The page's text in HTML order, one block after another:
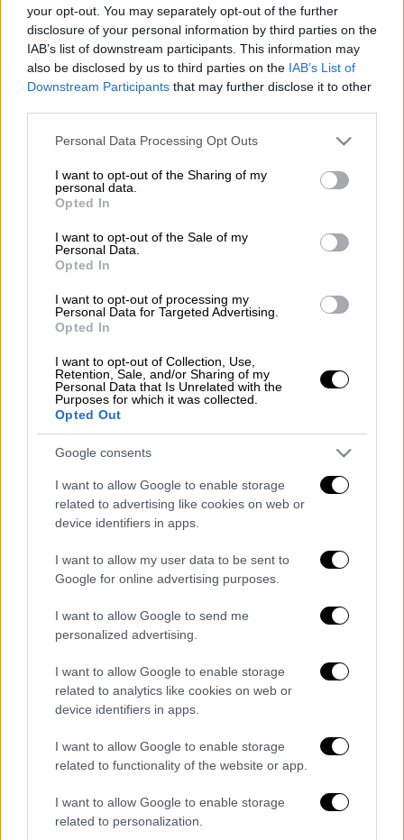
your opt-out. You may separately opt-out of the further
disclosure of your personal information by third parties on the
IAB’s list of downstream participants. This information may
also be disclosed by us to third parties on the IAB’s List of
Downstream Participants that may further disclose it to other
Please note that this website/app uses one or more Google
not limited to your visit or usage behaviour. You may click to
grant or deny consent to Google and its third-party tags to
use your data for below specified purposes in below Google
consent section.
Personal Data Processing Opt Outs
I want to opt-out of the Sharing of my
personal data.
Opted In
I want to opt-out of the Sale of my
Personal Data.
Opted In
I want to opt-out of processing my
Personal Data for Targeted Advertising.
Opted In
I want to opt-out of Collection, Use,
Retention, Sale, and/or Sharing of my
Personal Data that Is Unrelated with the
Purposes for which it was collected.
Opted Out
Google consents
I want to allow Google to enable storage
related to advertising like cookies on web or
device identifiers in apps.
I want to allow my user data to be sent to
Google for online advertising purposes.
I want to allow Google to send me
personalized advertising.
I want to allow Google to enable storage
related to analytics like cookies on web or
device identifiers in apps.
I want to allow Google to enable storage
related to functionality of the website or app.
I want to allow Google to enable storage
related to personalization.
Ένα απρόβλεπτο περιστατικό σημειώθηκε
ανοιχτά των ακτών τηςΥεμένης, όταν ένα
πλοίο που μετέφερε χιλιάδες πρόβατα
προσάραξε στονΚόλπο του Άντεν,λόγω
κινδύνου βύθισης.
Στο βίντεο καταγράφονται κάτοικοι της
Υεμένης να προσπαθούν με κάθε τρόπο να
σώσουν εκατοντάδες πρόβατα από τα νερά
της Ερυθράς Θάλασσας, έπειτα από την
προσάραξη ενός εμπορικού σκάφους στα
ανοικτά του Ras Al-Ara, στην επαρχία Lahj.
Δείτε το βίντεο
View this post on Instagram
Διαβάστε ακόμη
O στρατηγός ήταν σχιζοφρενής, εμμονικός,
πλησίαζε τα 75 όταν τον αντάμωσε η δόξα –
Εκείνος που άλλαξε την πορεία της